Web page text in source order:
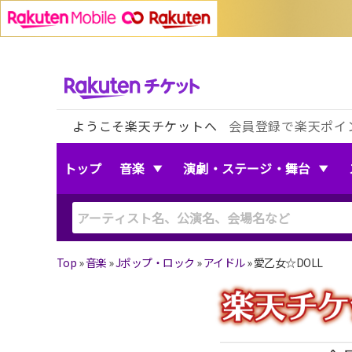
ようこそ楽天チケットへ 会員登録で楽天ポ
トップ 音楽 演劇・ステージ・舞台
Top »音楽 »Jポップ・ロック »アイドル»愛乙女☆DOLL